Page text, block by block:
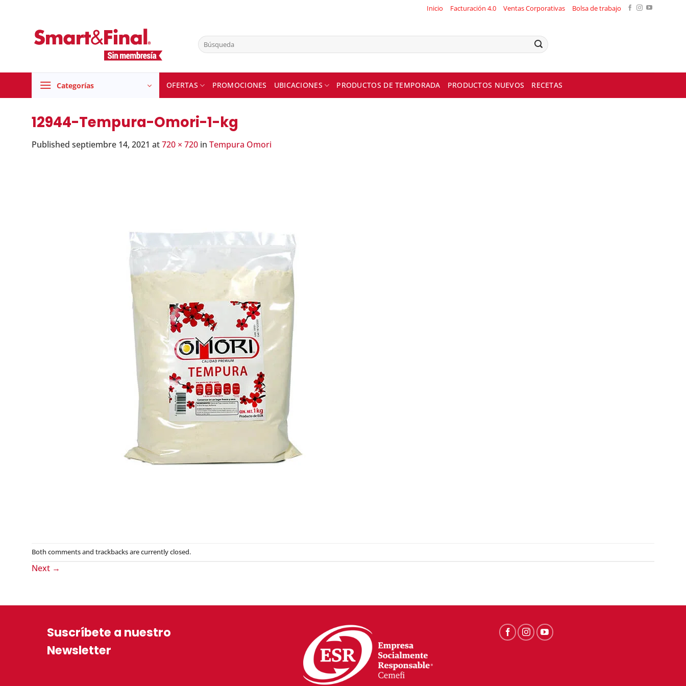
Inicio Facturación 4.0 Ventas Corporativas Bolsa de trabajo
Buscar
por:
Categorías OFERTAS PROMOCIONES UBICACIONES PRODUCTOS DE TEMPORADA PRODUCTOS NUEVOS RECETAS
12944-Tempura-Omori-1-kg
Published septiembre 14, 2021 at720 × 720 in Tempura Omori
Both comments and trackbacks are currently closed.
Next →
Suscríbete a nuestro
Newsletter